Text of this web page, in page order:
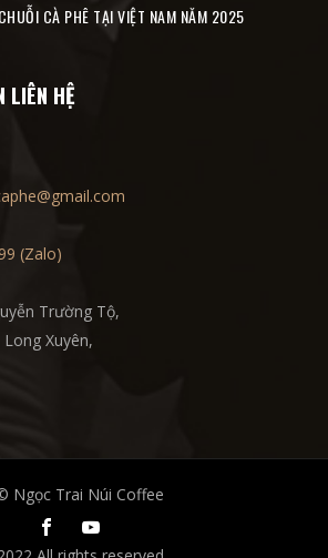
CÀ PHÊ TẠI VIỆT NAM NĂM 2025
LIÊN HỆ
(Zalo)
Trường Tộ,
Xuyên,
Ngọc Trai Núi Coffee